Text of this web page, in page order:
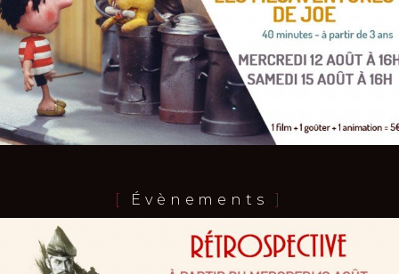
TOUT PUBLIC
VOST
[ Évènements]